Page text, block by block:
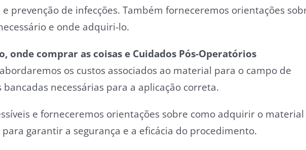
prevenção de infecções. Também forneceremos orientações
e onde adquiri-lo.
onde comprar as coisas e Cuidados Pós-Operatórios
os custos associados ao material para o campo de
bancadas necessárias para a aplicação correta.
e forneceremos orientações sobre como adquirir o material
garantir a segurança e a eficácia do procedimento.